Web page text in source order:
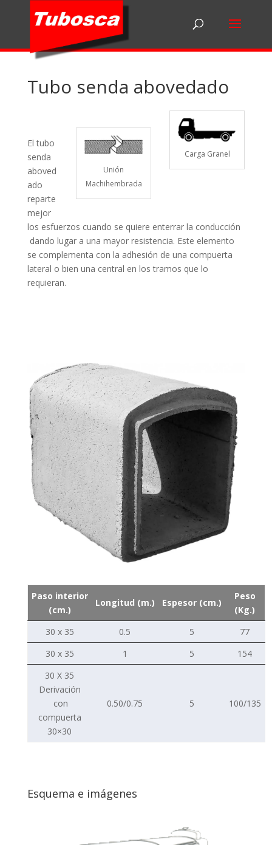
Tubo senda abovedado
Carga Granel
Unión
Machihembrada
El tubo
senda
aboved
ado
reparte
mejor
los esfuerzos cuando se quiere enterrar la conducción
dando lugar a una mayor resistencia. Este elemento
se complementa con la adhesión de una compuerta
lateral o bien una central en los tramos que lo
requieran.
Paso interior
(cm.)
Longitud (m.) Espesor (cm.)
Peso
(Kg.)
30 x 35
0.5 5
77
30 x 35
1 5
154
30 X 35
Derivación
con
compuerta
30×30
0.50/0.75 5 100/135
Esquema e imágenes